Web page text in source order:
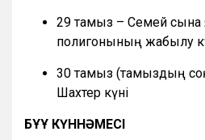
29 тамыз – Семей сынақ
полигонының жабылу
30 тамыз (тамыздың
Шахтер күні
БҰҰ КҮННӘМЕСІ